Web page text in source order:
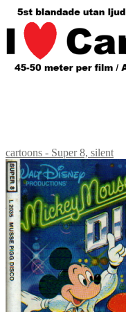
cartoons - Super 8, silent